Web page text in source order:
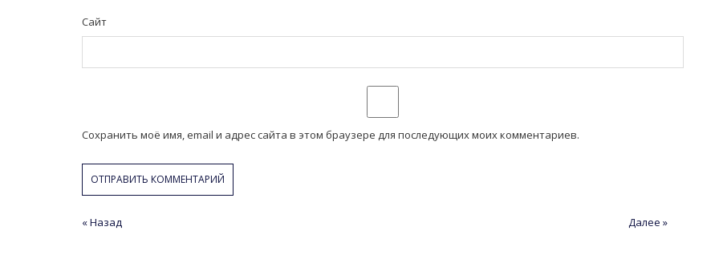
Сайт
Сохранить моё имя, email и адрес сайта в этом браузере для последующих моих комментариев.
Навигация
« Назад Далее »